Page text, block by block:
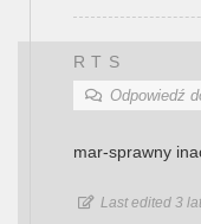
R T S
Odpowiedź
mar-sprawny
Last edited 3